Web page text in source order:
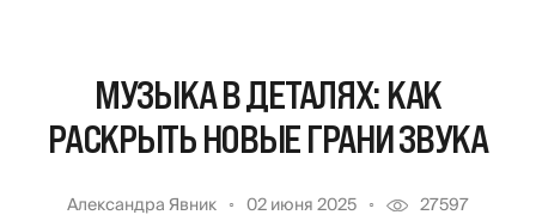
МУЗЫКА В ДЕТАЛЯХ: КАК
РАСКРЫТЬ НОВЫЕ ГРАНИ ЗВУКА
Александра Явник 02 июня 2025 27597